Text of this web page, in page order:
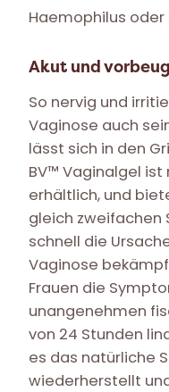
Haemophilus oder
Akut und
So nervig und
Vaginose auch
lässt sich in den
BV™ Vaginalgel
erhältlich, und
gleich zweifachen
schnell die
Vaginose
Frauen die
unangenehmen
von 24 Stunden
es das natürliche
wiederherstellt